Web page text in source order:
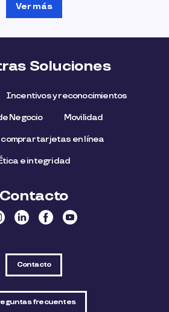
Ver más
Soluciones
Incentivos y reconocimientos
Negocio Movilidad
comprar tarjetas en línea
e integridad
Contacto
Contacto
frecuentes